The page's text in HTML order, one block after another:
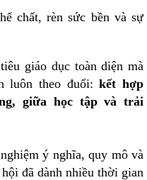
rèn sức bền và sự
giáo dục toàn diện mà
luôn theo đuổi:kết hợp
giữa học tập và trải
ý nghĩa, quy mô và
đã dành nhiều thời gian